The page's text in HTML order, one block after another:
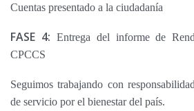
Cuentas presentado a la ciudadanía
FASE 4: Entrega del informe de
CPCCS
Seguimos trabajando con
de servicio por el bienestar del país.